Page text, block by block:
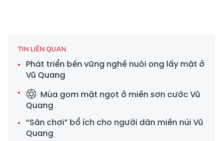
TIN LIÊN QUAN
Phát triển bền vững nghề nuôi ong lấy mật ở
Vũ Quang
Mùa gom mật ngọt ở miền sơn cước Vũ
Quang
“Sân chơi” bổ ích cho người dân miền núi Vũ
Quang